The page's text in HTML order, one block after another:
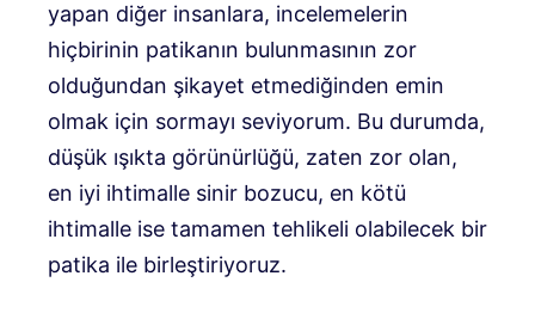
yapan diğer insanlara, incelemelerin
hiçbirinin patikanın bulunmasının zor
olduğundan şikayet etmediğinden emin
olmak için sormayı seviyorum. Bu durumda,
düşük ışıkta görünürlüğü, zaten zor olan,
en iyi ihtimalle sinir bozucu, en kötü
ihtimalle ise tamamen tehlikeli olabilecek bir
patika ile birleştiriyoruz.